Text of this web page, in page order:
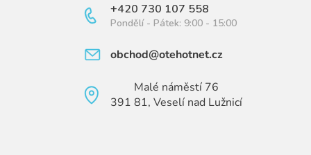
+420 730 107 558
Pondělí - Pátek: 9:00 - 15:00
obchod@otehotnet.cz
Malé náměstí 76
391 81, Veselí nad Lužnicí